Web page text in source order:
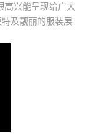
高兴能呈现给广大
及靓丽的服装展